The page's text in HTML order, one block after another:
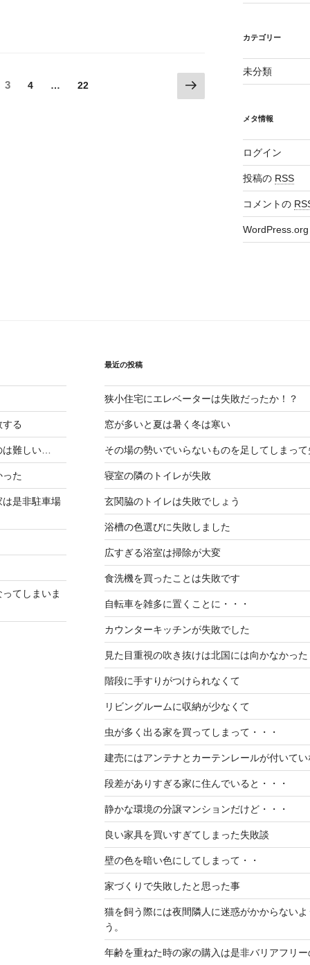
ペ
3
ペ
4 …
ペ
22
次
の
カテゴリー
未分類
メタ情報
ログイン
投稿の RSS
コメントの
WordPress.org
る
難しい…
った
是非駐車場
てしまいま
最近の投稿
狭小住宅にエレベーターは失敗だったか！？
窓が多いと夏は暑く冬は寒い
その場の勢いでいらないものを足してしまっ
寝室の隣のトイレが失敗
玄関脇のトイレは失敗でしょう
浴槽の色選びに失敗しました
広すぎる浴室は掃除が大変
食洗機を買ったことは失敗です
自転車を雑多に置くことに・・・
カウンターキッチンが失敗でした
見た目重視の吹き抜けは北国には向かなかった
階段に手すりがつけられなくて
リビングルームに収納が少なくて
虫が多く出る家を買ってしまって・・・
建売にはアンテナとカーテンレールが付いて
段差がありすぎる家に住んでいると・・・
静かな環境の分譲マンションだけど・・・
良い家具を買いすぎてしまった失敗談
壁の色を暗い色にしてしまって・・
家づくりで失敗したと思った事
猫を飼う際には夜間隣人に迷惑がかからない
う。
年齢を重ねた時の家の購入は是非バリアフリ